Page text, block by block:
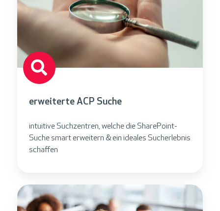
erweiterte ACP Suche
intuitive Suchzentren, welche die SharePoint-
Suche smart erweitern & ein ideales Sucherlebnis
schaffen